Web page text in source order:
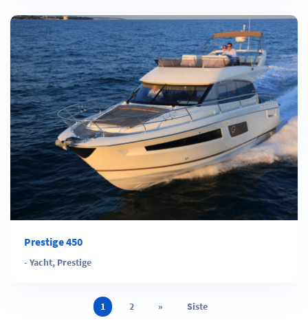
Prestige 450
- Yacht, Prestige
1 2 » Siste